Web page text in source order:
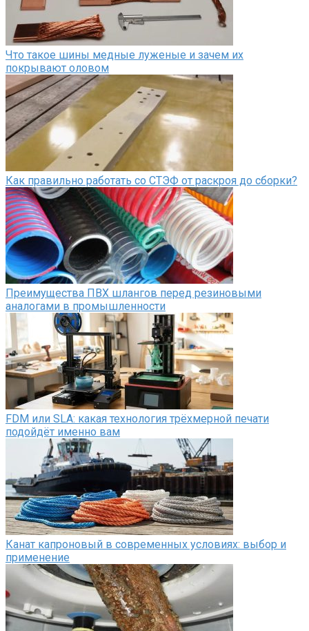
Что такое шины медные луженые и зачем их
покрывают оловом
Как правильно работать со СТЭФ от раскроя до сборки?
Преимущества ПВХ шлангов перед резиновыми
аналогами в промышленности
FDM или SLA: какая технология трёхмерной печати
подойдёт именно вам
Канат капроновый в современных условиях: выбор и
применение